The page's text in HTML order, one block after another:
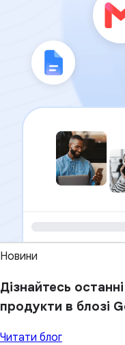
Новини
Дізнайтесь
продукти в блозі
Читати блог